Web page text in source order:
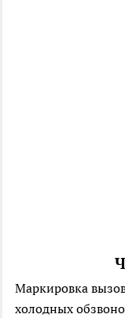
Маркировка
холодных